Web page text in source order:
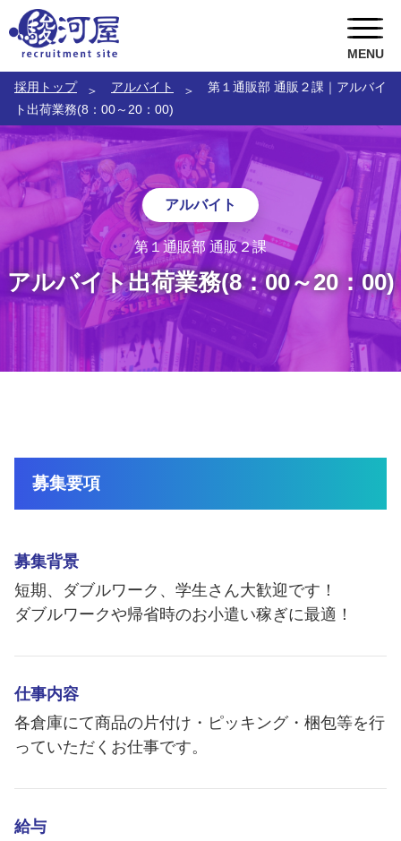
MENU
ABOUT US
駿河屋の風土
CEOメッセージ
総務人事部長メッセージ
COOメッセージ
店舗部副部長メッセージ
RECRUITMENT
キャリア採用
ポテンシャル採用
新卒採用
インターンシップ
外国人採用
よくある質問
TOPICS
トピックス一覧
駿河屋静岡寮
就職氷河期世代 積極採用中
お問い合わせ
採用トップ アルバイト
第１通販部 通販２課｜アルバイ
ト出荷業務(8：00～20：00)
アルバイト
第１通販部 通販２課
アルバイト出荷業務(8：00～20：00)
募集要項
募集背景
短期、ダブルワーク、学生さん大歓迎です！
ダブルワークや帰省時のお小遣い稼ぎに最適！
仕事内容
各倉庫にて商品の片付け・ピッキング・梱包等を行
っていただくお仕事です。
給与